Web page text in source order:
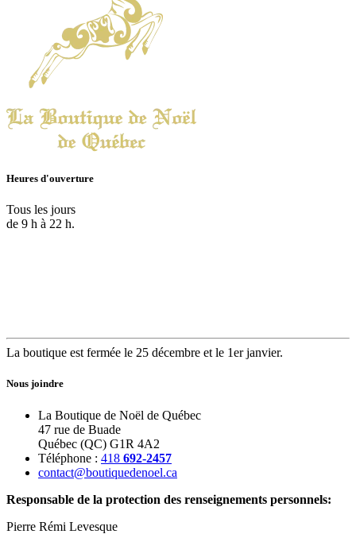
Heures d'ouverture
Tous les jours
de 9 h à 22 h.
La boutique est fermée le 25 décembre et le 1er janvier.
Nous joindre
La Boutique de Noël de Québec
47 rue de Buade
Québec (QC) G1R 4A2
Téléphone : 418 692-2457
contact@boutiquedenoel.ca
Responsable de la protection des renseignements personnels:
Pierre Rémi Levesque